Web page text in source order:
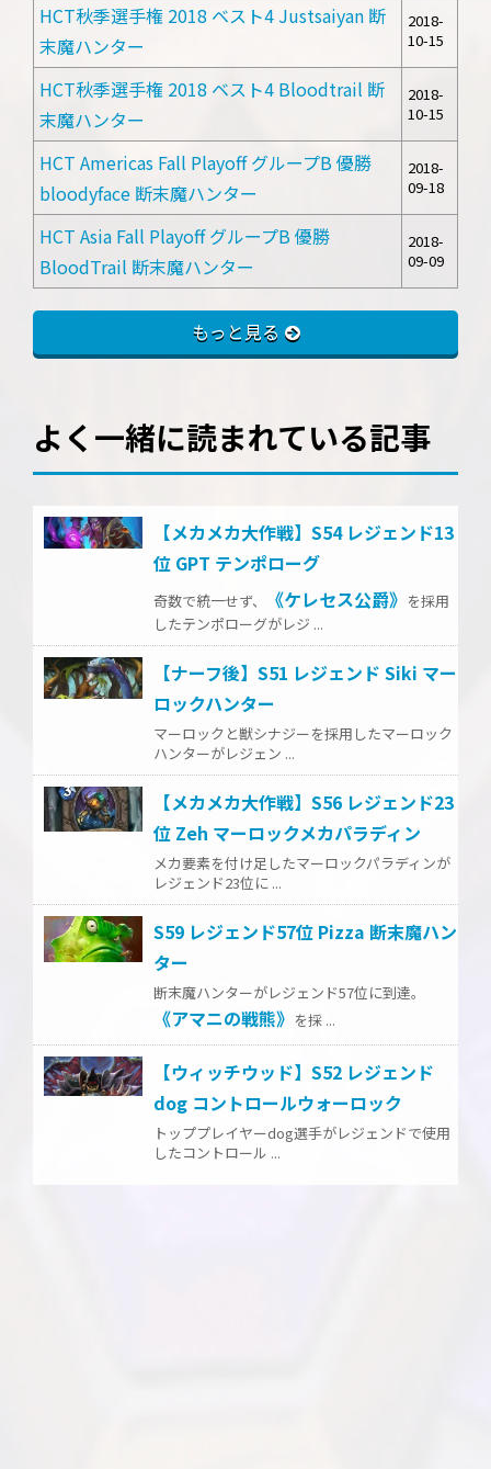
HCT秋季選手権 2018 ベスト4 Justsaiyan 断
末魔ハンター
2018-
10-15
HCT秋季選手権 2018 ベスト4 Bloodtrail 断
末魔ハンター
2018-
10-15
HCT Americas Fall Playoff グループB 優勝
bloodyface 断末魔ハンター
2018-
09-18
HCT Asia Fall Playoff グループB 優勝
BloodTrail 断末魔ハンター
2018-
09-09
もっと見る
よく一緒に読まれている記事
【メカメカ大作戦】S54 レジェンド13
位 GPT テンポローグ
奇数で統一せず、 《ケレセス公爵》 を採用
したテンポローグがレジ ...
【ナーフ後】S51 レジェンド Siki マー
ロックハンター
マーロックと獣シナジーを採用したマーロック
ハンターがレジェン ...
【メカメカ大作戦】S56 レジェンド23
位 Zeh マーロックメカパラディン
メカ要素を付け足したマーロックパラディンが
レジェンド23位に ...
S59 レジェンド57位 Pizza 断末魔ハン
ター
断末魔ハンターがレジェンド57位に到達。
《アマニの戦熊》 を採 ...
【ウィッチウッド】S52 レジェンド
dog コントロールウォーロック
トッププレイヤーdog選手がレジェンドで使用
したコントロール ...